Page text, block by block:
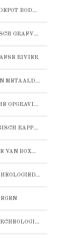
PROVINCIAAAL DEPOT BODEMVONDSTEN DE BOSCH
EEN MEROVINGISCH GRAFVELD OP HET ZAND
RIVIER
ZOEKEN MET EEN METAALDETECTOR
ARCHEOLOGISCHE OPGRAVING DOOR NEPOMUK
HET ARCHEOLOGISCH RAPPORT STERCKWIJCK
DE ARCHEOLOGIE VAN BOXMEER-STERCKWIJCK:
NATIONALE ARCHEOLOGIEDAGEN 2016
BELEIDSPLAN ARCHEOLOGIE GEMEENTE BOXMEER